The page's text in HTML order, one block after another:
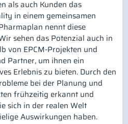
als auch Kunden das
in einem gemeinsamen
nennt diese
sehen das Potenzial auch in
von EPCM-Projekten und
Partner, um ihnen ein
Erlebnis zu bieten. Durch den
bei der Planung und
frühzeitig erkannt und
sich in der realen Welt
Auswirkungen haben.